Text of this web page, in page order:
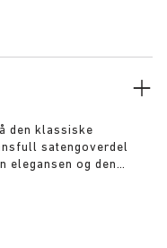
den klassiske
satengoverdel
elegansen og den
og avslører en